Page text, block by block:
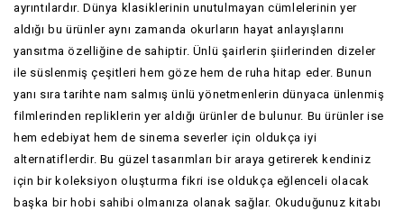
ayrıntılardır. Dünya klasiklerinin unutulmayan cümlelerinin yer
aldığı bu ürünler aynı zamanda okurların hayat anlayışlarını
yansıtma özelliğine de sahiptir. Ünlü şairlerin şiirlerinden dizeler
ile süslenmiş çeşitleri hem göze hem de ruha hitap eder. Bunun
yanı sıra tarihte nam salmış ünlü yönetmenlerin dünyaca ünlenmiş
filmlerinden repliklerin yer aldığı ürünler de bulunur. Bu ürünler ise
hem edebiyat hem de sinema severler için oldukça iyi
alternatiflerdir. Bu güzel tasarımları bir araya getirerek kendiniz
için bir koleksiyon oluşturma fikri ise oldukça eğlenceli olacak
başka bir hobi sahibi olmanıza olanak sağlar. Okuduğunuz kitabı